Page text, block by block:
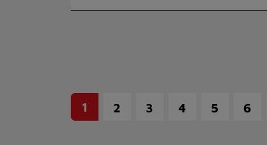
1 2 3 4 5 6